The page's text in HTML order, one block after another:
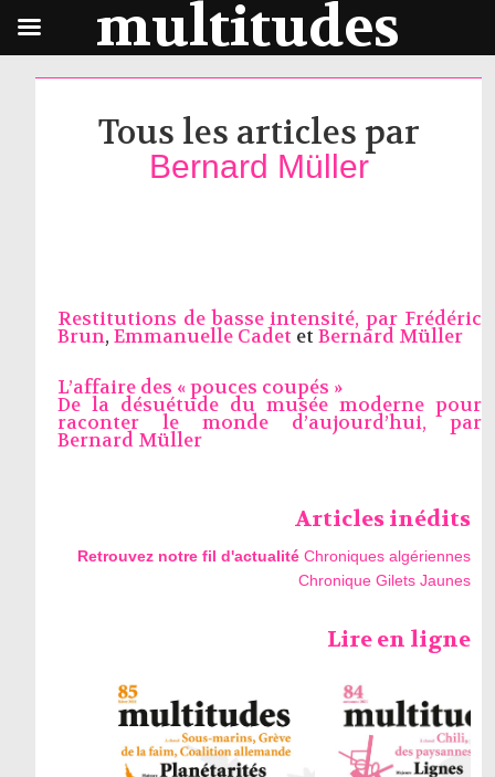
Tous les articles par
Bernard Müller
Restitutions de basse intensité, par Frédéric
Brun, Emmanuelle Cadet et Bernard Müller
L’affaire des « pouces coupés »
De la désuétude du musée moderne pour
raconter le monde d’aujourd’hui, par
Bernard Müller
Articles inédits
Retrouvez notre fil d'actualité Chroniques algériennes
Chronique Gilets Jaunes
Lire en ligne
multitudes